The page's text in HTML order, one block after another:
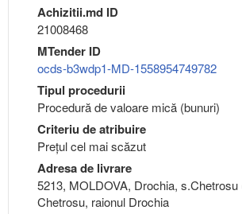
Achizitii.md ID
21008468
MTender ID
ocds-b3wdp1-MD-1558954749782
Tipul procedurii
Procedură de valoare mică (bunuri)
Criteriu de atribuire
Preţul cel mai scăzut
Adresa de livrare
5213, MOLDOVA, Drochia,
Chetrosu, raionul Drochia